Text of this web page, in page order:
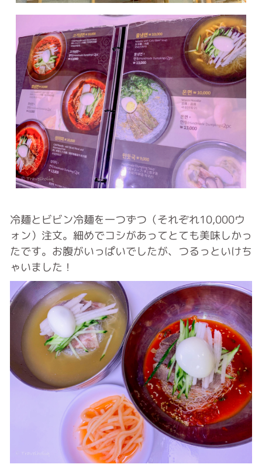
冷麺とビビン冷麺を一つずつ（それぞれ10,000ウ
ォン）注文。細めでコシがあってとても美味しかっ
たです。お腹がいっぱいでしたが、つるっといけち
ゃいました！